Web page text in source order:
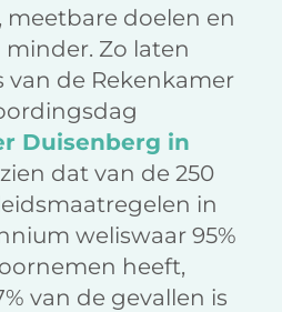
doelen en
Zo laten
van de Rekenkamer
Duisenberg in
zien dat van de 250
in
weliswaar 95%
heeft,
van de gevallen is